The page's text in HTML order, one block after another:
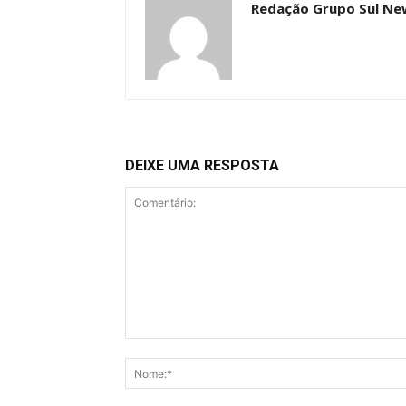
Redação Grupo Sul
DEIXE UMA RESPOSTA